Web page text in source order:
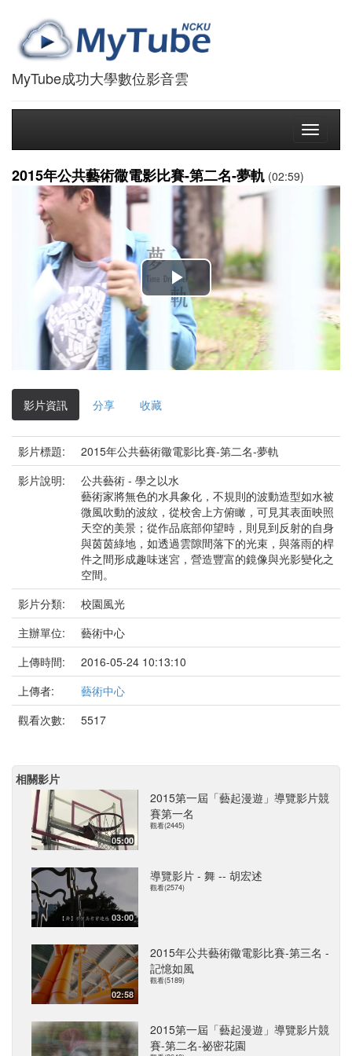
MyTube成功大學數位影音雲
Toggle
2015年公共藝術幑電影比賽-第二名-夢軌 (02:59)
播
放
影
影片資訊 分享 收藏
影片標題:
2015年公共藝術幑電影比賽-第二名-夢軌
影片說明:
公共藝術 - 學之以水
藝術家將無色的水具象化，不規則的波動造型如水被
微風吹動的波紋，從校舍上方俯瞰，可見其表面映照
天空的美景；從作品底部仰望時，則見到反射的自身
與茵茵綠地，如透過雲隙間落下的光束，與落雨的桿
件之間形成趣味迷宮，營造豐富的鏡像與光影變化之
空間。
影片分類:
校園風光
主辦單位:
藝術中心
上傳時間:
2016-05-24 10:13:10
上傳者:
藝術中心
觀看次數:
5517
相關影片
05:00
2015第一屆「藝起漫遊」導覽影片競
賽第一名
觀看(2445)
03:00
導覽影片 - 舞 -- 胡宏述
觀看(2574)
02:58
2015年公共藝術幑電影比賽-第三名 -
記憶如風
觀看(5189)
2015第一屆「藝起漫遊」導覽影片競
賽-第二名-祕密花園